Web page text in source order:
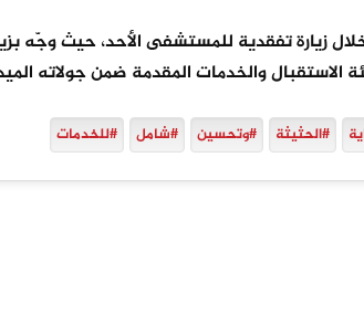
زيارة تفقدية للمستشفى الأحد، حيث وجّه
والخدمات المقدمة ضمن جولاته
#الحثيثة #وتحسين #شامل #للخدمات